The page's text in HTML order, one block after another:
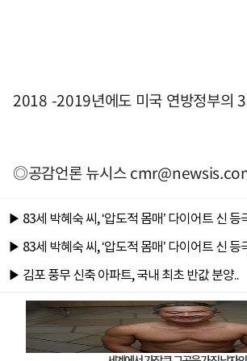
2018 -2019년에도 미국 연방정부의
◎공감언론 뉴시스